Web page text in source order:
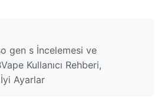
gen s İncelemesi ve
Kullanıcı Rehberi,
Ayarlar